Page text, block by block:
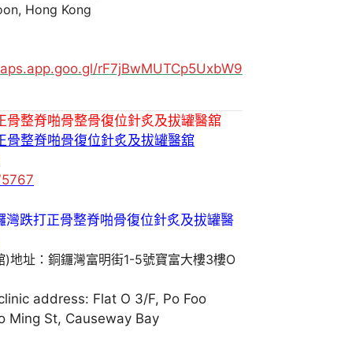
Hong Kong
rF7jBwMUTCp5UxbW9
骨整脊啪骨整骨復位針炙及拔罐醫舘
骨整脊啪骨復位針炙及拔罐醫舘
)地址：銅鑼灣富明街1-5號寶富大樓3樓O
address: Flat O 3/F, Po Foo
Ming St, Causeway Bay